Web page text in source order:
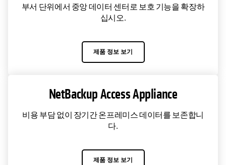
부서 단위에서 중앙 데이터 센터로 보호 기능을 확장하
십시오.
제품 정보 보기
NetBackup Access Appliance
비용 부담 없이 장기간 온프레미스 데이터를 보존합니
다.
제품 정보 보기